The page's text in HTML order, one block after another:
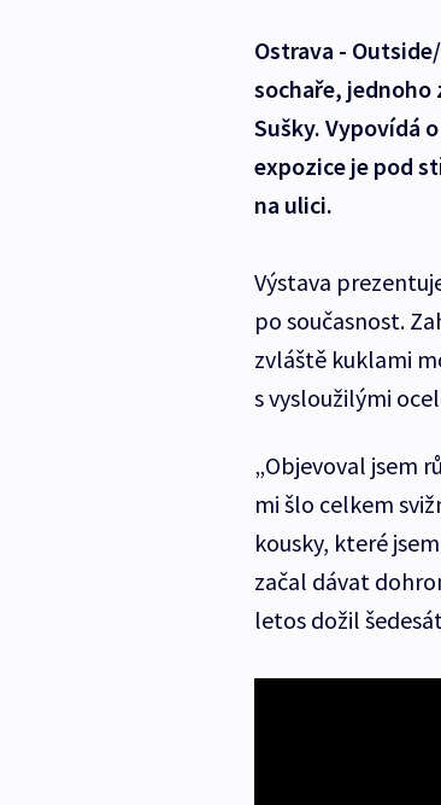
Ostrava -
sochaře, jednoho
Sušky. Vypovídá
expozice je pod
na ulici.
Výstava
po současnost.
zvláště kuklami
s vysloužilými
„Objevoval jsem
mi šlo celkem
kousky, které
začal dávat
letos dožil